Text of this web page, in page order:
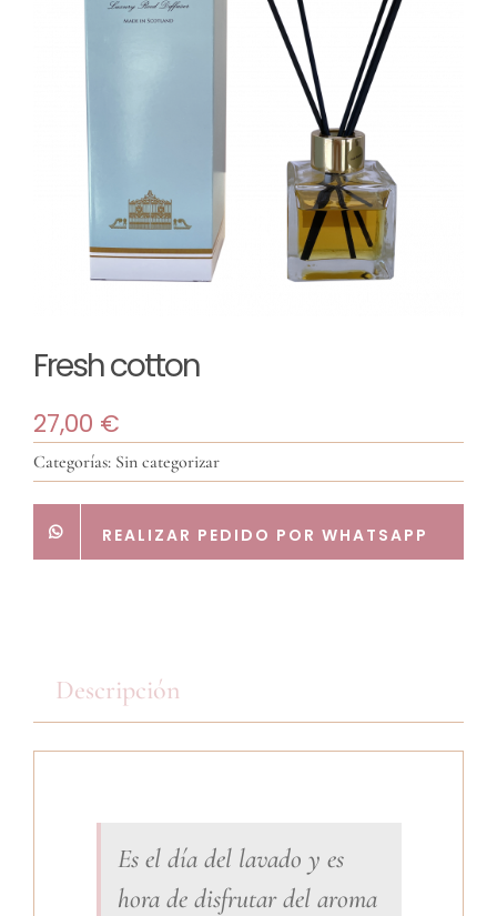
MI CUENTA
Mascarillas
Reed difusores
Velas
Fresh cotton
27,00 €
Categorías: Sin categorizar
REALIZAR PEDIDO POR WHATSAPP
Descripción
Es el día del lavado y es
hora de disfrutar del aroma